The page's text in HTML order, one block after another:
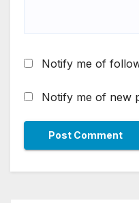
Notify me of
Notify me of new